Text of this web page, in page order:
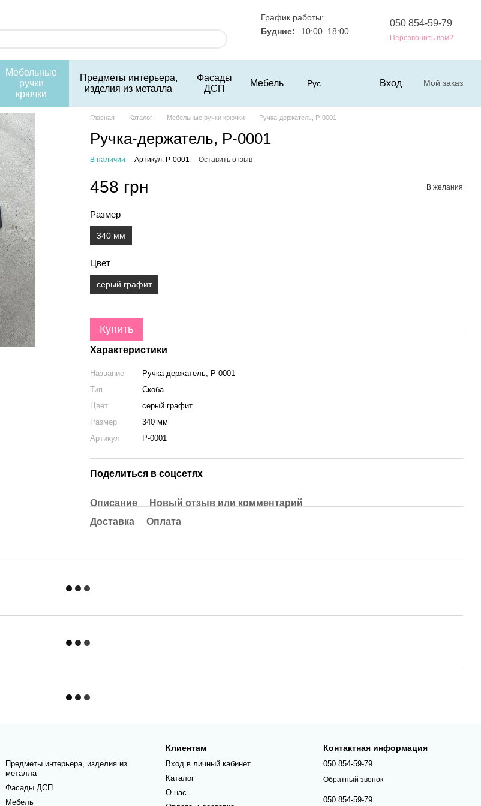
График работы:
Будние:
10:00–18:00
050 854-59-79
Перезвонить вам?
Мебельные
ручки
крючки
Предметы интерьера,
изделия из металла
Фасады
ДСП
Мебель Рус Вход Мой заказ
Главная Каталог Мебельные ручки крючки Ручка-держатель, Р-0001
Ручка-держатель, Р-0001
В наличии Артикул: Р-0001 Оставить отзыв
458 грн В желания
Размер
340 мм
Цвет
серый графит
Купить
Характеристики
Название
Ручка-держатель, Р-0001
Тип
Скоба
Цвет
серый графит
Размер
340 мм
Артикул
Р-0001
Поделиться в соцсетях
Описание
Новый отзыв или комментарий
Доставка
Оплата
Предметы интерьера, изделия из
металла
Фасады ДСП
Мебель
Клиентам
Вход в личный кабинет
Каталог
О нас
Контактная информация
050 854-59-79
Обратный звонок
050 854-59-79